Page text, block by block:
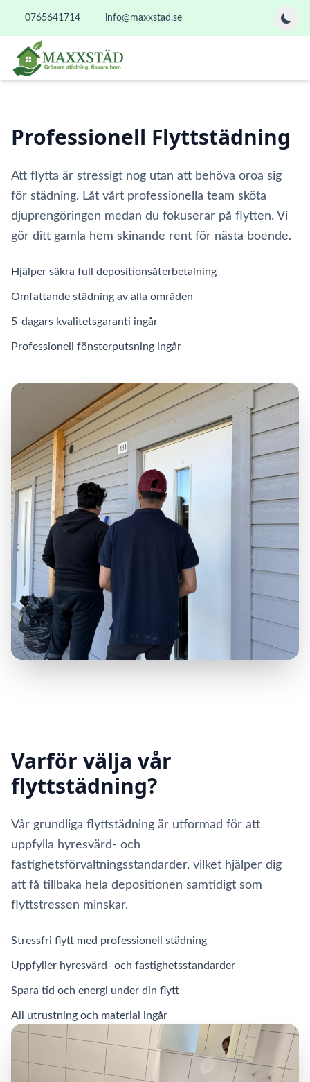
0765641714 info@maxxstad.se
Professionell Flyttstädning
Att flytta är stressigt nog utan att behöva oroa sig
för städning. Låt vårt professionella team sköta
djuprengöringen medan du fokuserar på flytten. Vi
gör ditt gamla hem skinande rent för nästa boende.
Hjälper säkra full depositionsåterbetalning
Omfattande städning av alla områden
5-dagars kvalitetsgaranti ingår
Professionell fönsterputsning ingår
Varför välja vår
flyttstädning?
Vår grundliga flyttstädning är utformad för att
uppfylla hyresvärd- och
fastighetsförvaltningsstandarder, vilket hjälper dig
att få tillbaka hela depositionen samtidigt som
flyttstressen minskar.
Stressfri flytt med professionell städning
Uppfyller hyresvärd- och fastighetsstandarder
Spara tid och energi under din flytt
All utrustning och material ingår